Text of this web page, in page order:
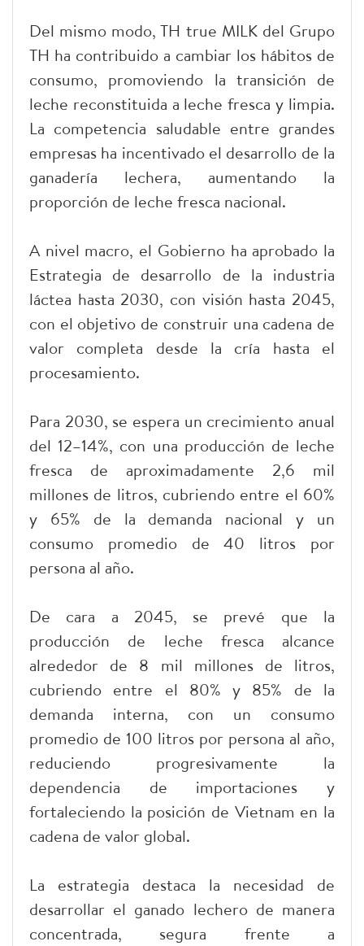
Del mismo modo, TH true MILK del Grupo
TH ha contribuido a cambiar los hábitos de
consumo, promoviendo la transición de
leche reconstituida a leche fresca y limpia.
La competencia saludable entre grandes
empresas ha incentivado el desarrollo de la
ganadería lechera, aumentando la
proporción de leche fresca nacional.
A nivel macro, el Gobierno ha aprobado la
Estrategia de desarrollo de la industria
láctea hasta 2030, con visión hasta 2045,
con el objetivo de construir una cadena de
valor completa desde la cría hasta el
procesamiento.
Para 2030, se espera un crecimiento anual
del 12–14%, con una producción de leche
fresca de aproximadamente 2,6 mil
millones de litros, cubriendo entre el 60%
y 65% de la demanda nacional y un
consumo promedio de 40 litros por
persona al año.
De cara a 2045, se prevé que la
producción de leche fresca alcance
alrededor de 8 mil millones de litros,
cubriendo entre el 80% y 85% de la
demanda interna, con un consumo
promedio de 100 litros por persona al año,
reduciendo progresivamente la
dependencia de importaciones y
fortaleciendo la posición de Vietnam en la
cadena de valor global.
La estrategia destaca la necesidad de
desarrollar el ganado lechero de manera
concentrada, segura frente a